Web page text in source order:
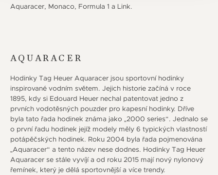
Aquaracer, Monaco, Formula 1 a Link.
AQUARACER
Hodinky Tag Heuer Aquaracer jsou sportovní hodinky
inspirované vodním světem. Jejich historie začíná v roce
1895, kdy si Edouard Heuer nechal patentovat jedno z
prvních vodotěsných pouzder pro kapesní hodinky. Dříve
byla tato řada hodinek známa jako „2000 series“. Jednalo se
o první řadu hodinek jejíž modely měly 6 typických vlastností
potápěčských hodinek. Roku 2004 byla řada pojmenována
„Aquaracer“ a tento název nese dodnes. Hodinky Tag Heuer
Aquaracer se stále vyvíjí a od roku 2015 mají nový nylonový
řemínek, který je dělá sportovnější a více trendy.